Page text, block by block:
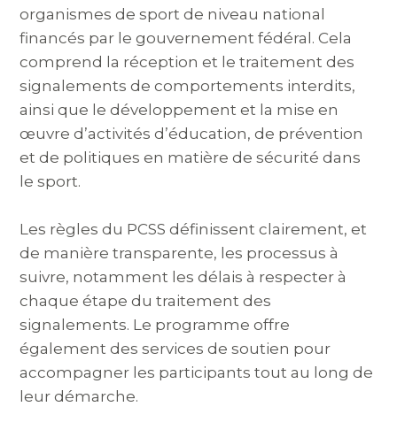
organismes de sport de niveau national
financés par le gouvernement fédéral. Cela
comprend la réception et le traitement des
signalements de comportements interdits,
ainsi que le développement et la mise en
œuvre d’activités d’éducation, de prévention
et de politiques en matière de sécurité dans
le sport.
Les règles du PCSS définissent clairement, et
de manière transparente, les processus à
suivre, notamment les délais à respecter à
chaque étape du traitement des
signalements. Le programme offre
également des services de soutien pour
accompagner les participants tout au long de
leur démarche.